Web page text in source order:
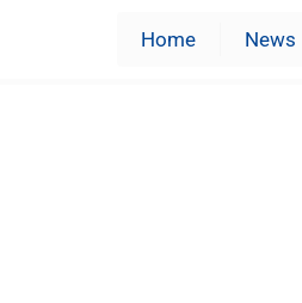
Home News